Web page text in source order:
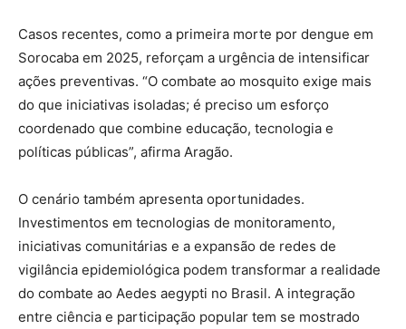
Casos recentes, como a primeira morte por dengue em
Sorocaba em 2025, reforçam a urgência de intensificar
ações preventivas. “O combate ao mosquito exige mais
do que iniciativas isoladas; é preciso um esforço
coordenado que combine educação, tecnologia e
políticas públicas”, afirma Aragão.
O cenário também apresenta oportunidades.
Investimentos em tecnologias de monitoramento,
iniciativas comunitárias e a expansão de redes de
vigilância epidemiológica podem transformar a realidade
do combate ao Aedes aegypti no Brasil. A integração
entre ciência e participação popular tem se mostrado